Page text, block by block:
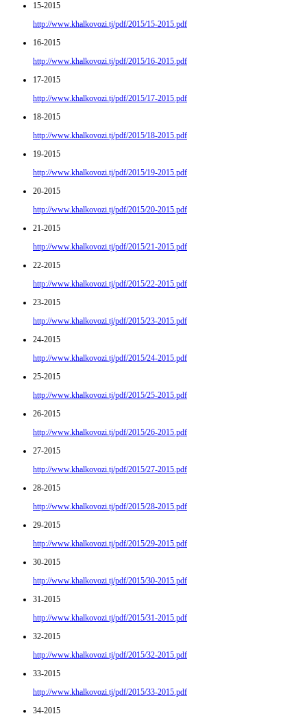
15-2015
http://www.khalkovozi.tj/pdf/2015/15-2015.pdf
16-2015
http://www.khalkovozi.tj/pdf/2015/16-2015.pdf
17-2015
http://www.khalkovozi.tj/pdf/2015/17-2015.pdf
18-2015
http://www.khalkovozi.tj/pdf/2015/18-2015.pdf
19-2015
http://www.khalkovozi.tj/pdf/2015/19-2015.pdf
20-2015
http://www.khalkovozi.tj/pdf/2015/20-2015.pdf
21-2015
http://www.khalkovozi.tj/pdf/2015/21-2015.pdf
22-2015
http://www.khalkovozi.tj/pdf/2015/22-2015.pdf
23-2015
http://www.khalkovozi.tj/pdf/2015/23-2015.pdf
24-2015
http://www.khalkovozi.tj/pdf/2015/24-2015.pdf
25-2015
http://www.khalkovozi.tj/pdf/2015/25-2015.pdf
26-2015
http://www.khalkovozi.tj/pdf/2015/26-2015.pdf
27-2015
http://www.khalkovozi.tj/pdf/2015/27-2015.pdf
28-2015
http://www.khalkovozi.tj/pdf/2015/28-2015.pdf
29-2015
http://www.khalkovozi.tj/pdf/2015/29-2015.pdf
30-2015
http://www.khalkovozi.tj/pdf/2015/30-2015.pdf
31-2015
http://www.khalkovozi.tj/pdf/2015/31-2015.pdf
32-2015
http://www.khalkovozi.tj/pdf/2015/32-2015.pdf
33-2015
http://www.khalkovozi.tj/pdf/2015/33-2015.pdf
34-2015